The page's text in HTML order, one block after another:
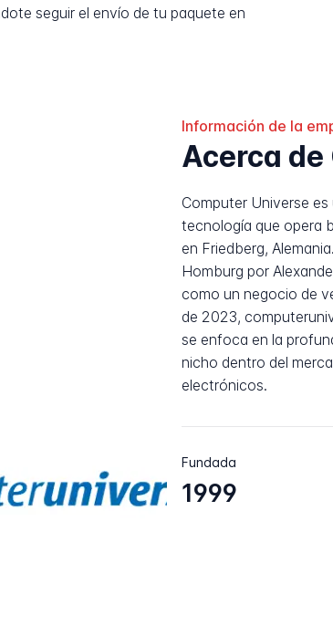
seguir el envío de tu paquete en
Información de la
Acerca
Computer Universe
tecnología que opera
en Friedberg,
Homburg por
como un negocio de
de 2023,
se enfoca en la
nicho dentro del
electrónicos.
Fundada
1999